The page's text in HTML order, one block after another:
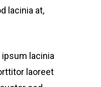
lacinia at,
lacinia
laoreet